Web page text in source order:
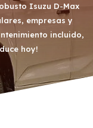
Isuzu D-Max
empresas y
incluido,
hoy!